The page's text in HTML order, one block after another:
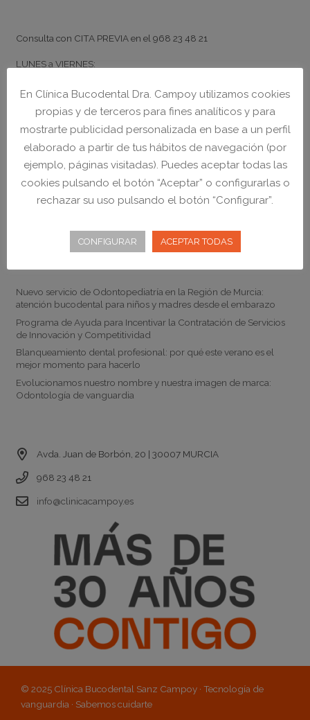
Consulta con CITA PREVIAen el 968 23 48 21
LUNES a VIERNES:
Noticias
Nuevo servicio de Odontopediatría en la Región de Murcia:
atención bucodental para niños y madres desde el embarazo
Programa de Ayuda para Incentivar la Contratación de Servicios
de Innovación y Competitividad
Blanqueamiento dental profesional: por qué este verano es el
mejor momento para hacerlo
Evolucionamos nuestro nombre y nuestra imagen de marca:
Odontología de vanguardia
Avda. Juan de Borbón, 20 | 30007 MURCIA
968 23 48 21
info@clinicacampoy.es
© 2025 Clínica Bucodental Sanz Campoy · Tecnología de
vanguardia · Sabemos cuidarte
En Clínica Bucodental Dra. Campoy utilizamos cookies
propias y de terceros para fines analíticos y para
mostrarte publicidad personalizada en base a un perfil
elaborado a partir de tus hábitos de navegación (por
ejemplo, páginas visitadas). Puedes aceptar todas las
cookies pulsando el botón “Aceptar” o configurarlas o
rechazar su uso pulsando el botón “Configurar”.
CONFIGURAR ACEPTAR TODAS